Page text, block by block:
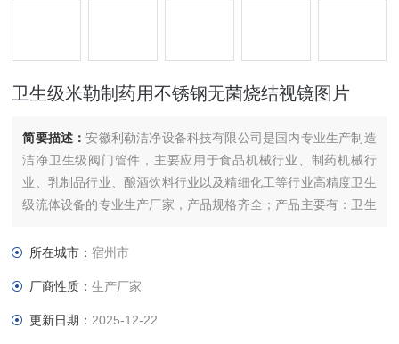
卫生级米勒制药用不锈钢无菌烧结视镜图片
简要描述：安徽利勒洁净设备科技有限公司是国内专业生产制造
洁净卫生级阀门管件，主要应用于食品机械行业、制药机械行
业、乳制品行业、酿酒饮料行业以及精细化工等行业高精度卫生
级流体设备的专业生产厂家，产品规格齐全；产品主要有：卫生
真空法兰，真空管件，真空弯头，真空三通，真空大小头，ISO
所在城市：宿州市
厂商性质：生产厂家
更新日期： 2025-12-22